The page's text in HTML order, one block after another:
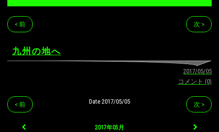
< 前 次 >
九州の地へ
2017/05/05
コメント (0)
< 前 次 >
Date 2017/05/05
2017年05月